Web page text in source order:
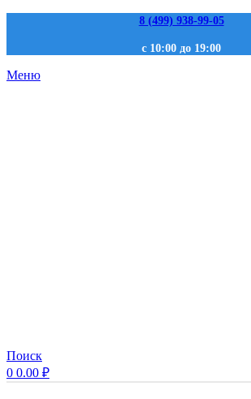
8 (499) 938-99-05
с 10:00 до 19:00
Меню
Поиск
0 0.00 ₽